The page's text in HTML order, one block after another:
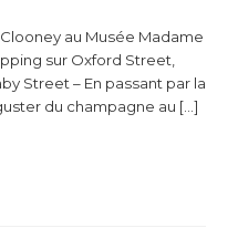
au Musée Madame
sur Oxford Street,
Street – En passant par la
du champagne au […]